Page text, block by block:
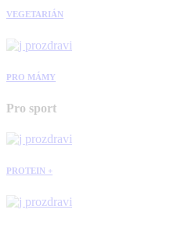
VEGETARIÁN
PRO MÁMY
Pro sport
PROTEIN +